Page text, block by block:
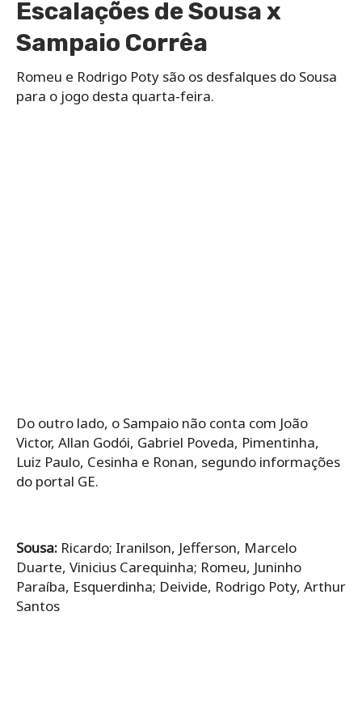
Escalações de Sousa x
Sampaio Corrêa
Romeu e Rodrigo Poty são os desfalques do Sousa
para o jogo desta quarta-feira.
Do outro lado, o Sampaio não conta com João
Victor, Allan Godói, Gabriel Poveda, Pimentinha,
Luiz Paulo, Cesinha e Ronan, segundo informações
do portal GE.
Sousa: Ricardo; Iranilson, Jefferson, Marcelo
Duarte, Vinicius Carequinha; Romeu, Juninho
Paraíba, Esquerdinha; Deivide, Rodrigo Poty, Arthur
Santos